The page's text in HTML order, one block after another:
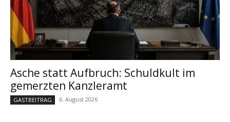
Asche statt Aufbruch: Schuldkult im
gemerzten Kanzleramt
GASTBEITRAG 6. August 2026